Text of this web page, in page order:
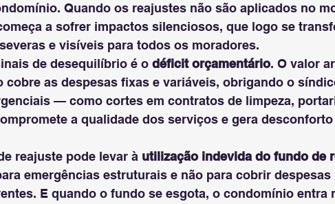
Quando os reajustes não são aplicados no
a sofrer impactos silenciosos, que logo se
e visíveis para todos os moradores.
de desequilíbrio é o déficit orçamentário. O valor
cobre as despesas fixas e variáveis, obrigando o
— como cortes em contratos de limpeza,
a qualidade dos serviços e gera
reajuste pode levar à utilização indevida do fundo de
emergências estruturais e não para cobrir despesas
E quando o fundo se esgota, o condomínio entra